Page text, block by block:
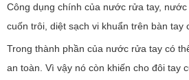
Công dụng chính của nước rửa tay,
cuốn trôi, diệt sạch vi khuẩn trên bàn tay
Trong thành phần của nước rửa tay có
an toàn. Vì vậy nó còn khiến cho đôi tay